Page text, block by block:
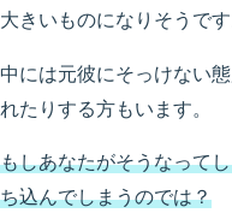
大きいものになりそうです
中には元彼にそっけない
れたりする方もいます。
もしあなたがそうなって
ち込んでしまうのでは？